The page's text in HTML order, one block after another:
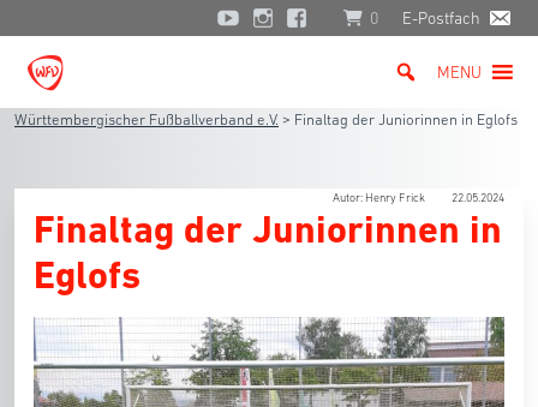
0 E-Postfach
MENU
Württembergischer Fußballverband e.V. > Finaltag der Juniorinnen in Eglofs
Autor: Henry Frick 22.05.2024
Finaltag der Juniorinnen in
Eglofs